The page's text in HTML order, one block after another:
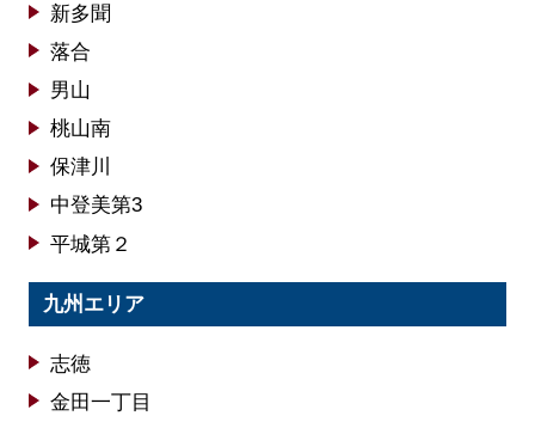
新多聞
落合
男山
桃山南
保津川
中登美第3
平城第２
九州エリア
志徳
金田一丁目